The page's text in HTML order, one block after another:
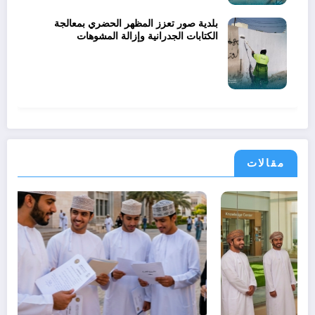
بلدية صور تعزز المظهر الحضري بمعالجة
الكتابات الجدرانية وإزالة المشوهات
مقالات